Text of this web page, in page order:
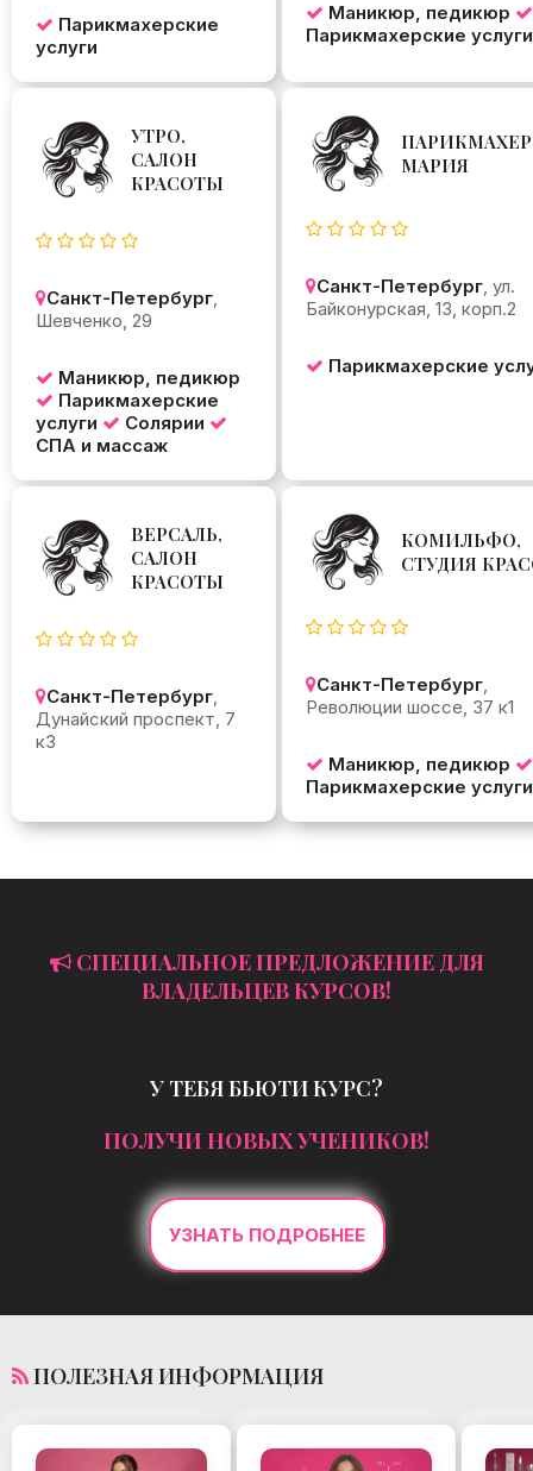
Парикмахерские
услуги
Маникюр, педикюр
Парикмахерские услуги
УТРО,
САЛОН
КРАСОТЫ
Санкт-Петербург,
Шевченко, 29
Маникюр, педикюр
Парикмахерские
услуги
Солярии
СПА и массаж
МАРИЯ
Санкт-Петербург, ул.
Байконурская, 13, корп.2
Парикмахерские
ВЕРСАЛЬ,
САЛОН
КРАСОТЫ
Санкт-Петербург,
Дунайский проспект, 7
к3
КОМИЛЬФО,
СТУДИЯ
Санкт-Петербург,
Революции шоссе, 37 к1
Маникюр, педикюр
Парикмахерские услуги
СПЕЦИАЛЬНОЕ ПРЕДЛОЖЕНИЕ ДЛЯ
ВЛАДЕЛЬЦЕВ КУРСОВ!
У ТЕБЯ БЬЮТИ КУРС?
ПОЛУЧИ НОВЫХ УЧЕНИКОВ!
УЗНАТЬ ПОДРОБНЕЕ
ПОЛЕЗНАЯ ИНФОРМАЦИЯ